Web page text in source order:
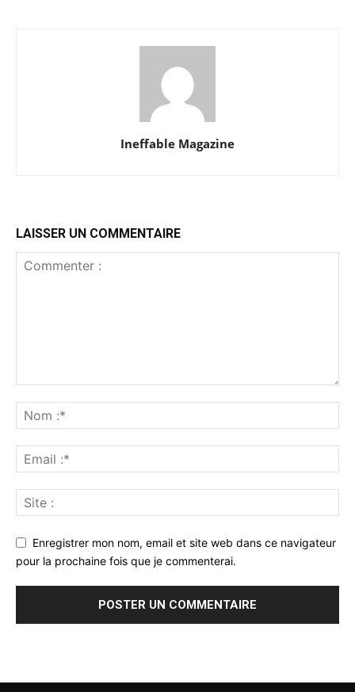
Ineffable Magazine
LAISSER UN COMMENTAIRE
Enregistrer mon nom, email et site web dans ce navigateur
pour la prochaine fois que je commenterai.